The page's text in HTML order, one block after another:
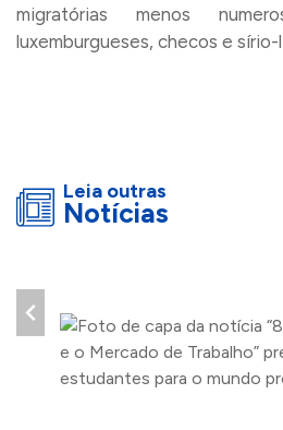
migratórias menos
luxemburgueses, checos e sírio-
Leia outras
Notícias